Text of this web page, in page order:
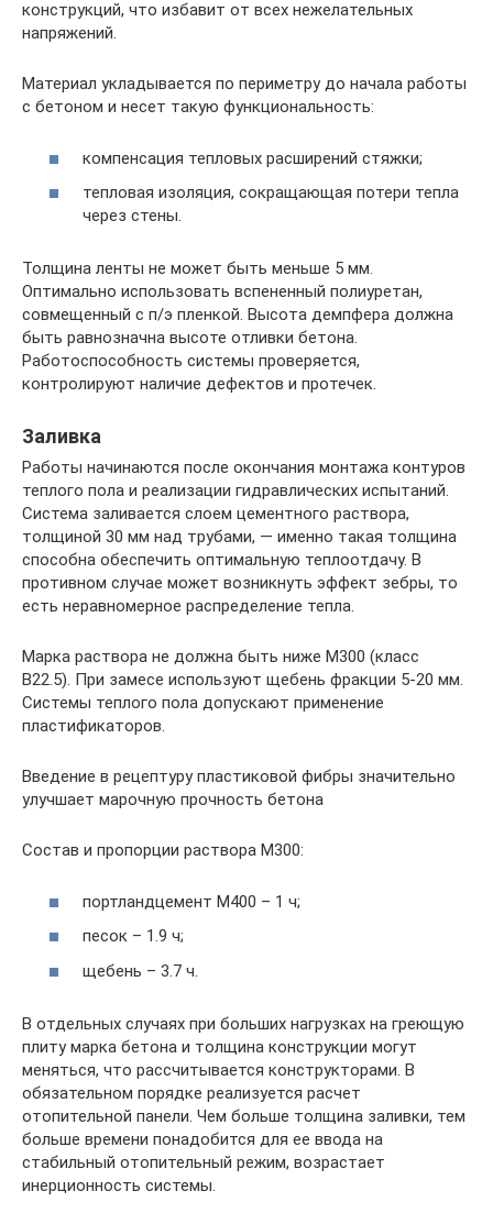
конструкций, что избавит от всех нежелательных
напряжений.
Материал укладывается по периметру до начала работы
с бетоном и несет такую функциональность:
компенсация тепловых расширений стяжки;
тепловая изоляция, сокращающая потери тепла
через стены.
Толщина ленты не может быть меньше 5 мм.
Оптимально использовать вспененный полиуретан,
совмещенный с п/э пленкой. Высота демпфера должна
быть равнозначна высоте отливки бетона.
Работоспособность системы проверяется,
контролируют наличие дефектов и протечек.
Заливка
Работы начинаются после окончания монтажа контуров
теплого пола и реализации гидравлических испытаний.
Система заливается слоем цементного раствора,
толщиной 30 мм над трубами, — именно такая толщина
способна обеспечить оптимальную теплоотдачу. В
противном случае может возникнуть эффект зебры, то
есть неравномерное распределение тепла.
Марка раствора не должна быть ниже М300 (класс
В22.5). При замесе используют щебень фракции 5-20 мм.
Системы теплого пола допускают применение
пластификаторов.
Введение в рецептуру пластиковой фибры значительно
улучшает марочную прочность бетона
Состав и пропорции раствора М300:
портландцемент М400 – 1 ч;
песок – 1.9 ч;
щебень – 3.7 ч.
В отдельных случаях при больших нагрузках на греющую
плиту марка бетона и толщина конструкции могут
меняться, что рассчитывается конструкторами. В
обязательном порядке реализуется расчет
отопительной панели. Чем больше толщина заливки, тем
больше времени понадобится для ее ввода на
стабильный отопительный режим, возрастает
инерционность системы.